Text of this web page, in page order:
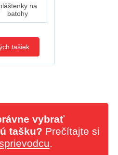
na
batohy
tašiek
vybrať
tašku? Prečítajte si
.